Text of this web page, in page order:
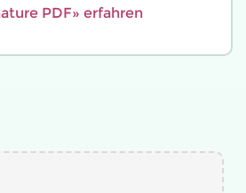
PDF» erfahren